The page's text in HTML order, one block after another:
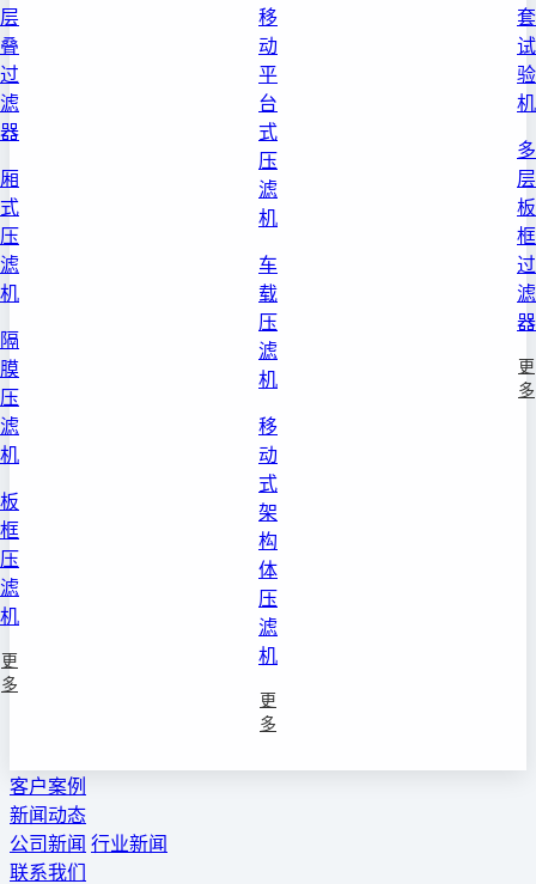
层
叠
过
滤
器
厢
式
压
滤
机
隔
膜
压
滤
机
板
框
压
滤
机
更
多
移
动
平
台
式
压
滤
机
车
载
压
滤
机
移
动
式
架
构
体
压
滤
机
更
多
套
试
验
机
多
层
板
框
过
滤
器
更
多
客户案例
新闻动态
公司新闻 行业新闻
联系我们